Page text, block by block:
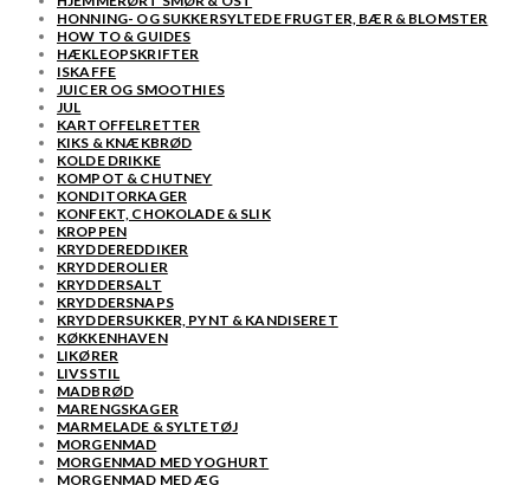
HONNING- OG SUKKERSYLTEDE FRUGTER, BÆR & BLOMSTER
HOW TO & GUIDES
HÆKLEOPSKRIFTER
ISKAFFE
JUICER OG SMOOTHIES
JUL
KARTOFFELRETTER
KIKS & KNÆKBRØD
KOLDE DRIKKE
KOMPOT & CHUTNEY
KONDITORKAGER
KONFEKT, CHOKOLADE & SLIK
KROPPEN
KRYDDEREDDIKER
KRYDDEROLIER
KRYDDERSALT
KRYDDERSNAPS
KRYDDERSUKKER, PYNT & KANDISERET
KØKKENHAVEN
LIKØRER
LIVSSTIL
MADBRØD
MARENGSKAGER
MARMELADE & SYLTETØJ
MORGENMAD
MORGENMAD MED YOGHURT
MORGENMAD MED ÆG